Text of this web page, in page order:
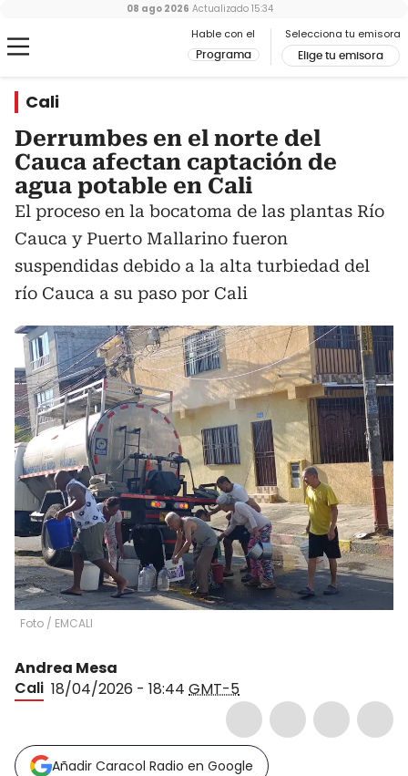
Hable con el
Programa
Selecciona tu emisora
Elige tu emisora
08 ago 2026 Actualizado 15:34
Cali
Derrumbes en el norte del
Cauca afectan captación de
agua potable en Cali
El proceso en la bocatoma de las plantas Río
Cauca y Puerto Mallarino fueron
suspendidas debido a la alta turbiedad del
río Cauca a su paso por Cali
Foto / EMCALI
Andrea Mesa
Cali 18/04/2026 - 18:44 GMT-5
Añadir Caracol Radio en Google